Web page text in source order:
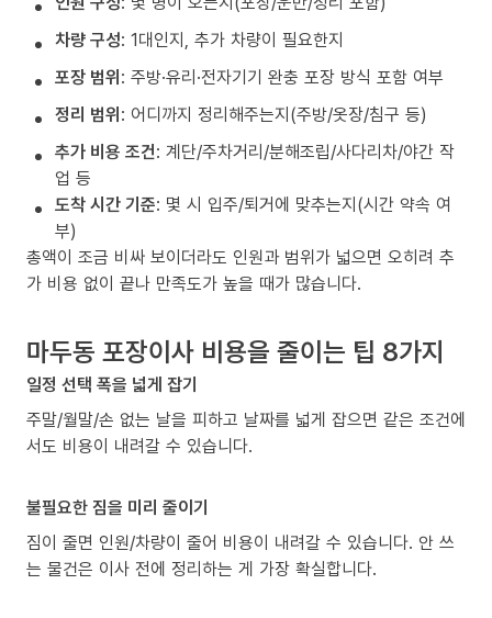
차량 구성: 1대인지, 추가 차량이 필요한지
포장 범위: 주방·유리·전자기기 완충 포장 방식 포함 여부
정리 범위: 어디까지 정리해주는지(주방/옷장/침구 등)
추가 비용 조건: 계단/주차거리/분해조립/사다리차/야간 작
업 등
도착 시간 기준: 몇 시 입주/퇴거에 맞추는지(시간 약속 여
부)
총액이 조금 비싸 보이더라도 인원과 범위가 넓으면 오히려 추
가 비용 없이 끝나 만족도가 높을 때가 많습니다.
마두동 포장이사 비용을 줄이는 팁 8가지
일정 선택 폭을 넓게 잡기
주말/월말/손 없는 날을 피하고 날짜를 넓게 잡으면 같은 조건에
서도 비용이 내려갈 수 있습니다.
불필요한 짐을 미리 줄이기
짐이 줄면 인원/차량이 줄어 비용이 내려갈 수 있습니다. 안 쓰
는 물건은 이사 전에 정리하는 게 가장 확실합니다.